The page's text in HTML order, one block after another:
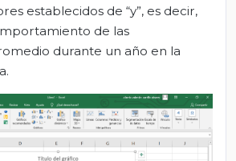
establecidos de “y”, es decir,
de las
durante un año en la